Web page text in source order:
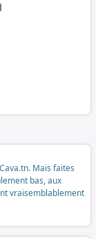
Mais faites
bas, aux
vraisemblablement